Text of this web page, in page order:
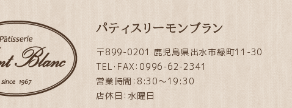
パティスリーモンブラン
〒899-0201 鹿児島県出水市緑町11-30
TEL・FAX：0996-62-2341
営業時間：8:30～19:30
店休日：水曜日